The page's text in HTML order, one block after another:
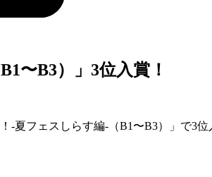
〜B3）」3位入賞！
夏フェスしらす編-（B1〜B3）」で3位